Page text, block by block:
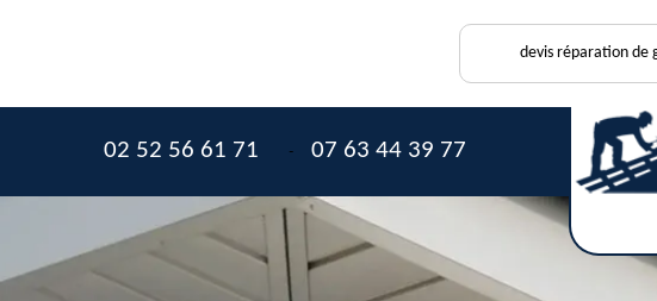
devis réparation de
02 52 56 61 71 - 07 63 44 39 77